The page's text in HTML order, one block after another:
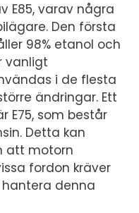
E85, varav några
Den första
98% etanol och
vanligt
i de flesta
ändringar. Ett
E75, som består
Detta kan
att motorn
fordon kräver
denna